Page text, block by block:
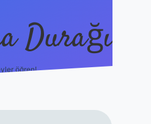
Durağı
öğren!